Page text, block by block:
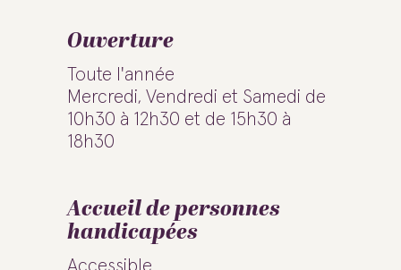
Ouverture
Toute l'année
Mercredi, Vendredi et Samedi de
10h30 à 12h30 et de 15h30 à
18h30
Accueil de personnes
handicapées
Accessible